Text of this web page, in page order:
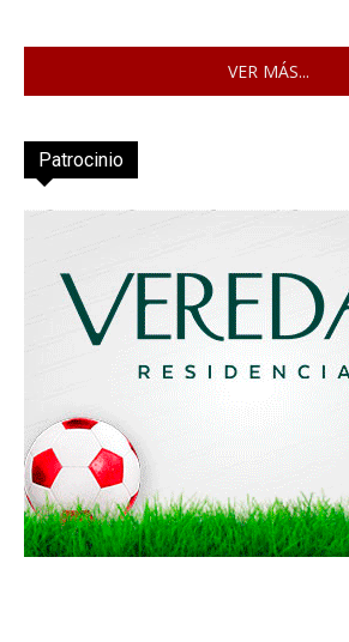
VER MÁS...
Patrocinio